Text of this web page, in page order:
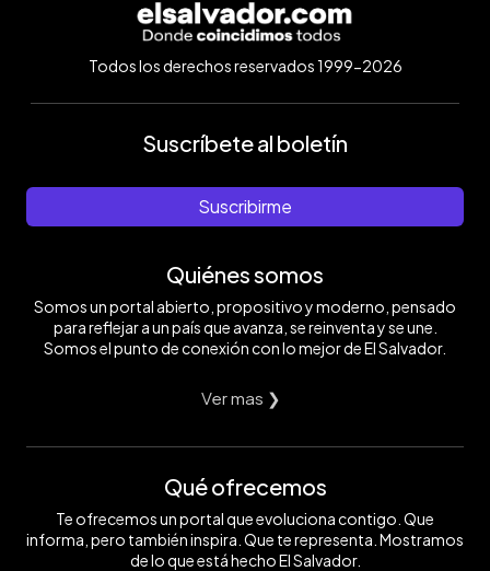
Todos los derechos reservados 1999-2026
Suscríbete al boletín
Suscribirme
Quiénes somos
Somos un portal abierto, propositivo y moderno, pensado
para reflejar a un país que avanza, se reinventa y se une.
Somos el punto de conexión con lo mejor de El Salvador.
Ver mas ❯
Qué ofrecemos
Te ofrecemos un portal que evoluciona contigo. Que
informa, pero también inspira. Que te representa. Mostramos
de lo que está hecho El Salvador.